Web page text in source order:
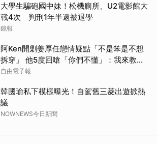
大學生騙砲國中妹！松機廁所、U2電影館大
戰4次 判刑1年半還被退學
鏡報
阿Ken開剿姜厚任戀情疑點「不是笨是不想
拆穿」 他5度回嗆「你們不懂」：我來教育
你們
自由電子報
韓國瑜私下模樣曝光！自駕舊三菱出遊掀熱
議
NOWNEWS今日新聞